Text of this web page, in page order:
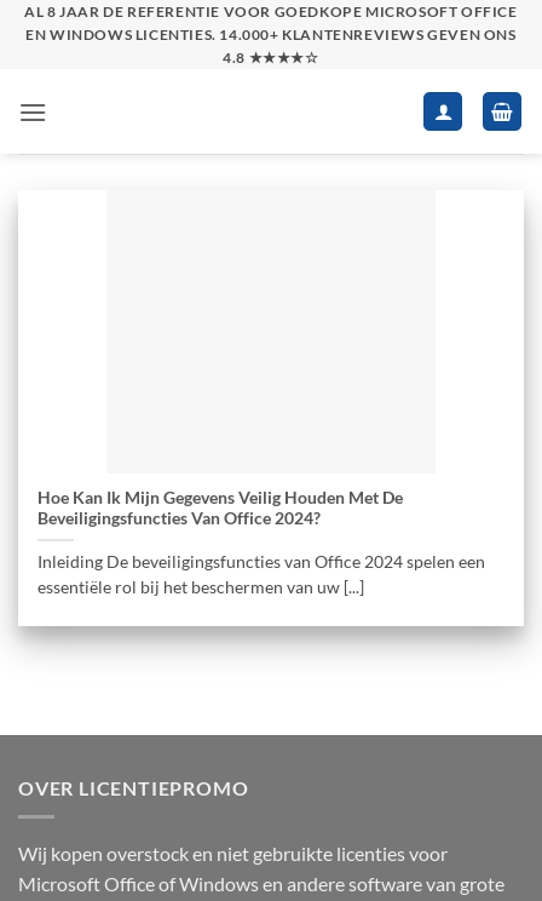
SkipAL 8 JAAR DE REFERENTIE VOOR GOEDKOPE MICROSOFT OFFICE
EN WINDOWS LICENTIES. 14.000+ KLANTENREVIEWS GEVEN ONS
4.8 ★★★★☆
Hoe Kan Ik Mijn Gegevens Veilig Houden Met De
Beveiligingsfuncties Van Office 2024?
Inleiding De beveiligingsfuncties van Office 2024 spelen een
essentiële rol bij het beschermen van uw [...]
OVER LICENTIEPROMO
Wij kopen overstock en niet gebruikte licenties voor
Microsoft Office of Windows en andere software van grote